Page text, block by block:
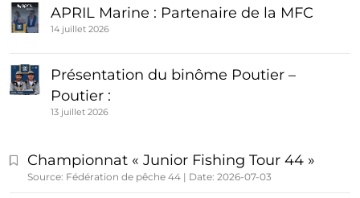
APRIL Marine : Partenaire de la MFC
14 juillet 2026
Présentation du binôme Poutier –
Poutier :
13 juillet 2026
Championnat « Junior Fishing Tour 44 »
Source: Fédération de pêche 44 Date: 2026-07-03